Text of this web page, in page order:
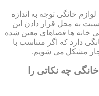
خانگی توجه به اندازه
به محل قرار دادن این
خانه ها فضاهای معین شده
دارد که اگر متناسب با
دچار مشکل می شویم.
چه نکاتی را